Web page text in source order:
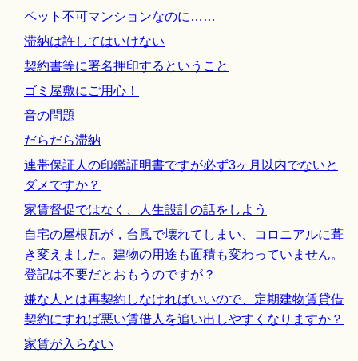
ペット不可マンションなのに……
滞納は許してはいけない
契約書等に署名押印するということ
ゴミ屋敷にご用心！
音の問題
だらだら滞納
連帯保証人の印鑑証明書ですが必ず3ヶ月以内でないと
ダメですか？
家賃督促ではなく、人生設計の話をしよう
自宅の屋根瓦が，台風で壊れてしまい、コロニアルに葺
き変えました。建物の用途も面積も変わっていません。
登記は不要だとおもうのですが？
嫌な人とは再契約しなければいいので、定期建物賃貸借
契約にすれば悪い賃借人を追い出しやすくなりますか？
家賃が入らない